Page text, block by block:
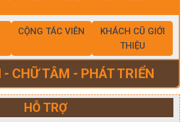
CỘNG TÁC VIÊN
KHÁCH CŨ GIỚI
THIỆU
- CHỮ TÂM - PHÁT TRIỂN
HỖ TRỢ